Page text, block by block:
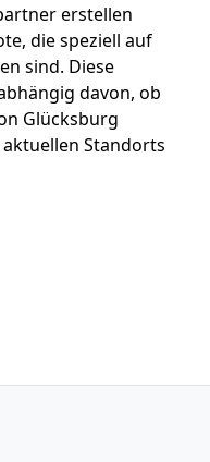
erstellen
die speziell auf
sind. Diese
davon, ob
Glücksburg
Standorts